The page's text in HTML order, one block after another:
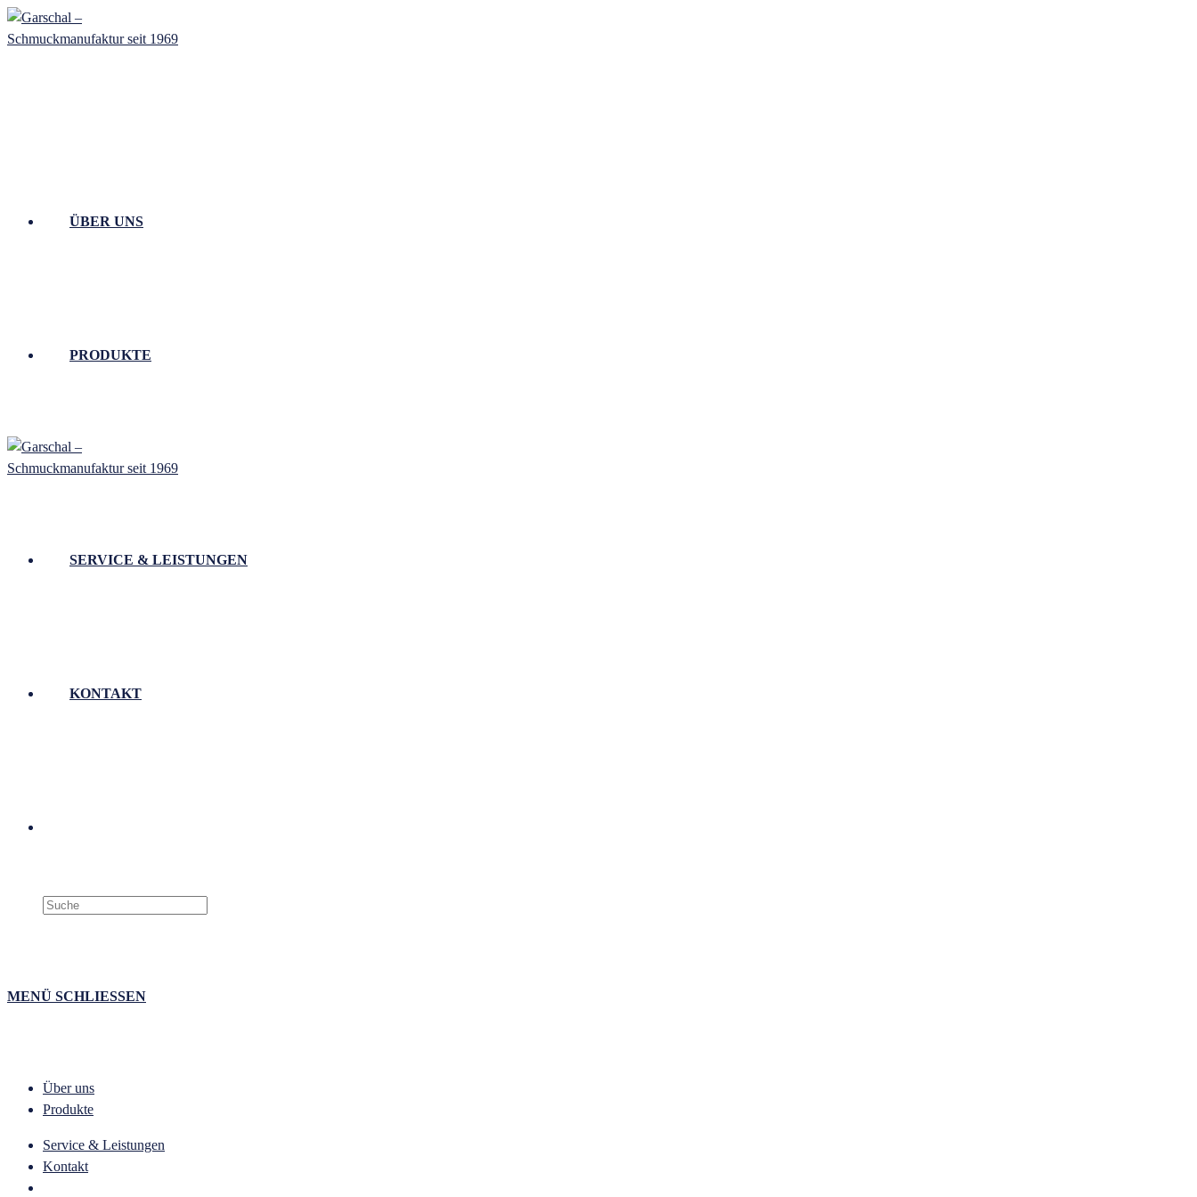
Zum
Inhalt
ÜBER UNS
PRODUKTE
SERVICE & LEISTUNGEN
KONTAKT
Search
MENÜ SCHLIESSEN
Über uns
Produkte
Service & Leistungen
Kontakt